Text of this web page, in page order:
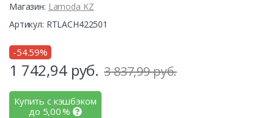
Магазин: Lamoda KZ
Артикул: RTLACH422501
-54.59%
1 742,94руб. 3 837,99 руб.
Купить с кэшбэком
до 5,00%